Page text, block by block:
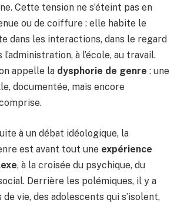
Cette tension ne s’éteint pas en
ou de coiffure : elle habite le
dans les interactions, dans le regard
l’administration, à l’école, au travail.
appelle la dysphorie de genre : une
documentée, mais encore
à un débat idéologique, la
est avant tout une expérience
, à la croisée du psychique, du
Derrière les polémiques, il y a
vie, des adolescents qui s’isolent,